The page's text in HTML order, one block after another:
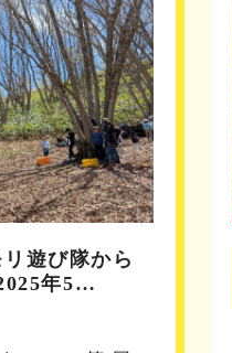
リ遊び隊から
年5…